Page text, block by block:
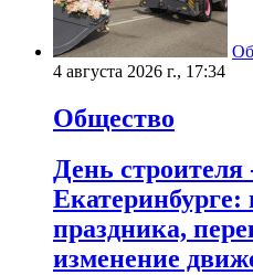
4 августа 2026 г., 17:34
Общество
День строителя
Екатеринбурге:
праздника,
изменение